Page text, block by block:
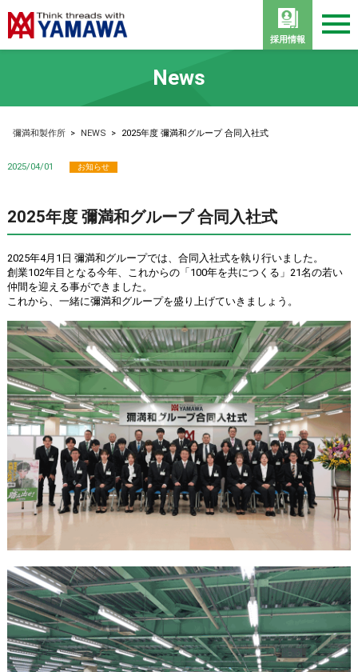
採用情報
News
彌満和製作所 > NEWS > 2025年度 彌満和グループ 合同入社式
2025/04/01 お知らせ
2025年度 彌満和グループ 合同入社式
2025年4月1日 彌満和グループでは、合同入社式を執り行いました。
創業102年目となる今年、これからの「100年を共につくる」21名の若い
仲間を迎える事ができました。
これから、一緒に彌満和グループを盛り上げていきましょう。